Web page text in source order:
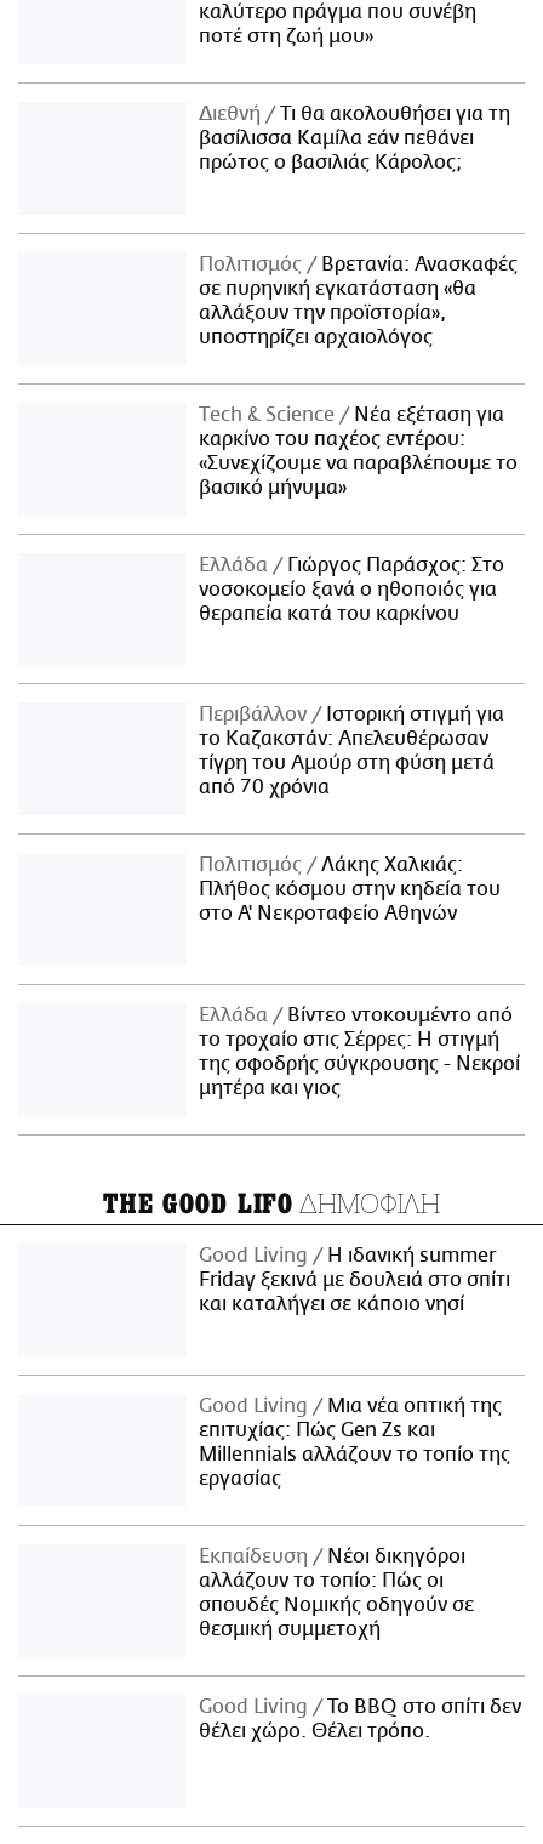
καλύτερο πράγμα που συνέβη
ποτέ στη ζωή μου»
Διεθνή
Τι θα ακολουθήσει για τη
βασίλισσα Καμίλα εάν πεθάνει
πρώτος ο βασιλιάς Κάρολος;
Πολιτισμός
Βρετανία: Ανασκαφές
σε πυρηνική εγκατάσταση «θα
αλλάξουν την προϊστορία»,
υποστηρίζει αρχαιολόγος
Τech & Science
Νέα εξέταση για
καρκίνο του παχέος εντέρου:
«Συνεχίζουμε να παραβλέπουμε το
βασικό μήνυμα»
Ελλάδα
Γιώργος Παράσχος: Στο
νοσοκομείο ξανά ο ηθοποιός για
θεραπεία κατά του καρκίνου
Περιβάλλον
Ιστορική στιγμή για
το Καζακστάν: Απελευθέρωσαν
τίγρη του Αμούρ στη φύση μετά
από 70 χρόνια
Πολιτισμός
Λάκης Χαλκιάς:
Πλήθος κόσμου στην κηδεία του
στο Α' Νεκροταφείο Αθηνών
Ελλάδα
Βίντεο ντοκουμέντο από
το τροχαίο στις Σέρρες: Η στιγμή
της σφοδρής σύγκρουσης - Νεκροί
μητέρα και γιος
THE GOOD LIFO ΔΗΜΟΦΙΛΗ
Good Living
Η ιδανική summer
Friday ξεκινά με δουλειά στο σπίτι
και καταλήγει σε κάποιο νησί
Good Living
Μια νέα οπτική της
επιτυχίας: Πώς Gen Zs και
Millennials αλλάζουν το τοπίο της
εργασίας
Εκπαίδευση
Νέοι δικηγόροι
αλλάζουν το τοπίο: Πώς οι
σπουδές Νομικής οδηγούν σε
θεσμική συμμετοχή
Good Living
Το BBQ στο σπίτι δεν
θέλει χώρο. Θέλει τρόπο.